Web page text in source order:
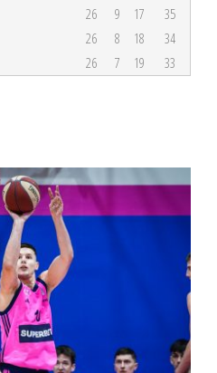
26 9 17
35
26 8 18
34
26 7 19 33